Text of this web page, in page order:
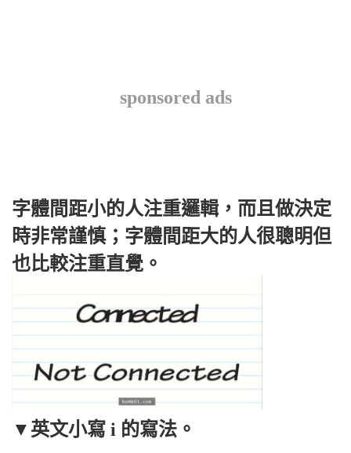
sponsored ads
字體間距小的人注重邏輯，而且做決定
時非常謹慎；字體間距大的人很聰明但
也比較注重直覺。
▼ 英文小寫 i 的寫法。